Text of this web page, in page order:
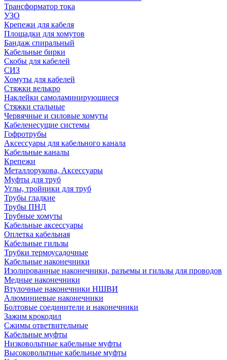
Трансформатор тока
УЗО
Крепежи для кабеля
Площадки для хомутов
Бандаж спиральный
Кабельные бирки
Cкобы для кабелей
СИЗ
Хомуты для кабелей
Стяжки велькро
Наклейки самоламинирующиеся
Стяжки стальные
Червячные и силовые хомуты
Кабеленесущие системы
Гофротрубы
Аксессуары для кабельного канала
Кабельные каналы
Крепежи
Металлорукова, Аксессуары
Муфты для труб
Углы, тройники для труб
Трубы гладкие
Трубы ПНД
Трубные хомуты
Кабельные аксессуары
Оплетка кабельная
Кабельные гильзы
Трубки термоусадочные
Кабельные наконечники
Изолированные наконечники, разъемы и гильзы для проводов
Медные наконечники
Втулочные наконечники НШВИ
Алюминиевые наконечники
Болтовые соединители и наконечники
Зажим крокодил
Сжимы ответвительные
Кабельные муфты
Низковольтные кабельные муфты
Высоковольтные кабельные муфты